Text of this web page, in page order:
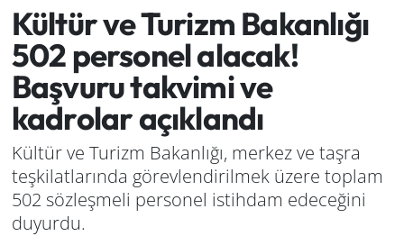
Kültür ve Turizm Bakanlığı
502 personel alacak!
Başvuru takvimi ve
kadrolar açıklandı
Kültür ve Turizm Bakanlığı, merkez ve taşra
teşkilatlarında görevlendirilmek üzere toplam
502 sözleşmeli personel istihdam edeceğini
duyurdu.
Genel
Haber
Izmir
Kütahya
Manisa
Son Dakika Haberleri
Haber Arşivi